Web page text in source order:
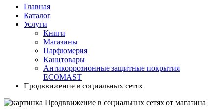
Главная
Каталог
Услуги
Книги
Магазины
Парфюмерия
Канцтовары
Антикоррозионные защитные покрытия
ECOMAST
Продввижение в социальных сетях